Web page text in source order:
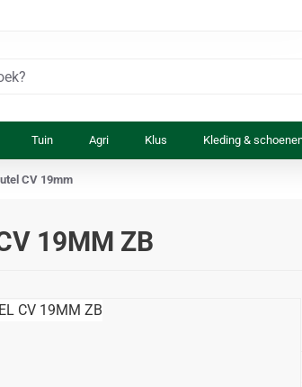
Tuin Agri Klus Kleding &
19MM ZB
CV 19mm